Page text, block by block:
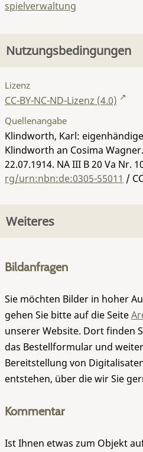
spielverwaltung
Nutzungsbedingungen
Lizenz
CC-BY-NC-ND-Lizenz (4.0)
Quellenangabe
Klindworth, Karl:
Klindworth an Cosima
22.07.1914. NA III B 20 Va Nr.
rg/urn:nbn:de:0305-55011 /
Weiteres
Bildanfragen
Sie möchten Bilder in hoher
gehen Sie bitte auf die Seite
unserer Website. Dort finden
das Bestellformular und
Bereitstellung von
entstehen, über die wir Sie
Kommentar
Ist Ihnen etwas zum Objekt